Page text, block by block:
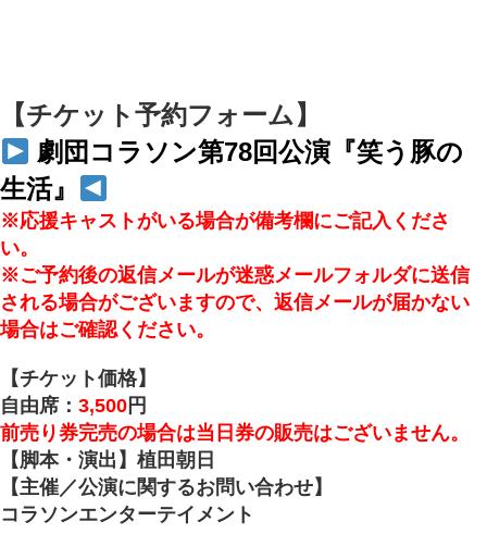
【チケット予約フォーム】
劇団コラソン第78回公演『笑う豚の
生活』
※応援キャストがいる場合が備考欄にご記入くださ
い。
※ご予約後の返信メールが迷惑メールフォルダに送信
される場合がございますので、返信メールが届かない
場合はご確認ください。
【チケット価格】
自由席： 3,500 円
前売り券完売の場合は当日券の販売はございません。
【脚本・演出】植田朝日
【主催／公演に関するお問い合わせ】
コラソンエンターテイメント